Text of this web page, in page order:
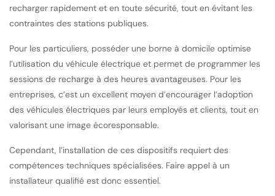
recharger rapidement et en toute sécurité, tout en évitant les
contraintes des stations publiques.
Pour les particuliers, posséder une borne à domicile optimise
l’utilisation du véhicule électrique et permet de programmer les
sessions de recharge à des heures avantageuses. Pour les
entreprises, c’est un excellent moyen d’encourager l’adoption
des véhicules électriques par leurs employés et clients, tout en
valorisant une image écoresponsable.
Cependant, l’installation de ces dispositifs requiert des
compétences techniques spécialisées. Faire appel à un
installateur qualifié est donc essentiel.